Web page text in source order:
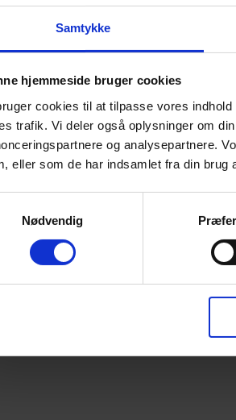
Samtykke
hjemmeside bruger cookies
cookies til at tilpasse vores
trafik. Vi deler også oplysninger om
og analysepartnere.
eller som de har indsamlet fra din brug
Nødvendig